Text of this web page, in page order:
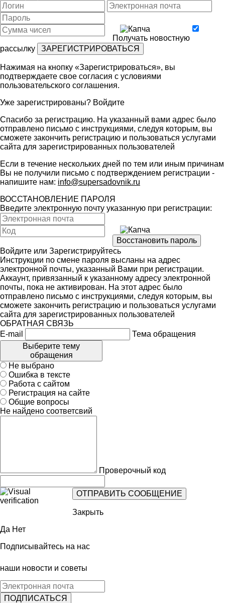
Получать новостную
рассылку
Нажимая на кнопку «Зарегистрироваться», вы
подтверждаете свое согласия с условиями
пользовательского соглашения.
Уже зарегистрированы? Войдите
Спасибо за регистрацию. На указанный вами адрес было
отправлено письмо с инструкциями, следуя которым, вы
сможете закончить регистрацию и пользоваться услугами
сайта для зарегистрированных пользователей
Если в течение нескольких дней по тем или иным причинам
Вы не получили письмо с подтверждением регистрации -
напишите нам: info@supersadovnik.ru
ВОССТАНОВЛЕНИЕ ПАРОЛЯ
Введите электронную почту указанную при регистрации:
Войдите или Зарегистрируйтесь
Инструкции по смене пароля высланы на адрес
электронной почты, указанный Вами при регистрации.
Аккаунт, привязанный к указанному адресу электронной
почты, пока не активирован. На этот адрес было
отправлено письмо с инструкциями, следуя которым, вы
сможете закончить регистрацию и пользоваться услугами
сайта для зарегистрированных пользователей
ОБРАТНАЯ СВЯЗЬ
E-mail
Тема обращения
Выберите тему
обращения
Не выбрано
Ошибка в тексте
Работа с сайтом
Регистрация на сайте
Общие вопросы
Не найдено соответсвий
Проверочный код
Закрыть
Да Нет
Подписывайтесь на нас
наши новости и советы